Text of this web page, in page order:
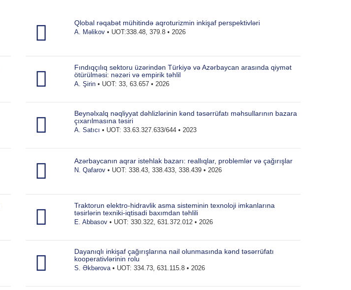
Qlobal rəqabət mühitində aqroturizmin inkişaf perspektivləri
A. Məlikov• UOT:338.48, 379.8 • 2026
Fındıqçılıq sektoru üzərindən Türkiyə və Azərbaycan arasında qiymət
ötürülməsi: nəzəri və empirik təhlil
A. Şirin• UOT: 33, 63.657 • 2026
Beynəlxalq nəqliyyat dəhlizlərinin kənd təsərrüfatı məhsullarının bazara
çıxarılmasına təsiri
A. Satıcı • UOT: 33.63.327.633/644 • 2023
Azərbaycanın aqrar istehlak bazarı: reallıqlar, problemlər və çağırışlar
N. Qafarov• UOT: 338.43, 338.433, 338.439 • 2026
Traktorun elektro-hidravlik asma sisteminin texnoloji imkanlarına
təsirlərin texniki-iqtisadi baxımdan təhlili
E. Abbasov• UOT: 330.322, 631.372.012 • 2026
Dayanıqlı inkişaf çağırışlarına nail olunmasında kənd təsərrüfatı
kooperativlərinin rolu
S. Əkbərova• UOT: 334.73, 631.115.8 • 2026